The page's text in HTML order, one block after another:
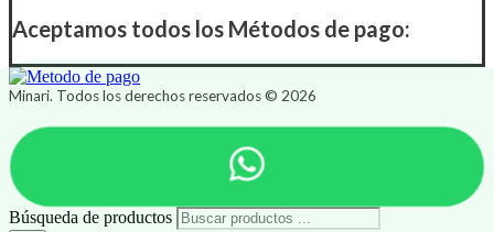
Aceptamos todos los Métodos de pago:
Minari. Todos los derechos reservados © 2026
Búsqueda de productos